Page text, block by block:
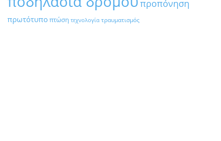
προπόνηση
πρωτότυποπτώση τεχνολογία τραυματισμός